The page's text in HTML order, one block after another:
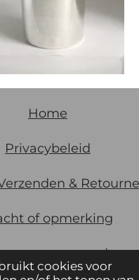
cookies voor
Home
Privacybeleid
&
of opmerking
voorwaarden